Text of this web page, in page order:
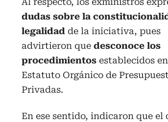
dudas sobre la
legalidad de la iniciativa, pues
advirtieron que desconoce los
procedimientos establecidos
Estatuto Orgánico de
Privadas.
En ese sentido, indicaron que